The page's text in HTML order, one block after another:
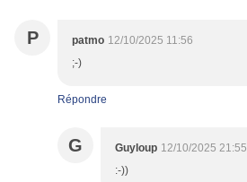
P patmo 12/10/2025 11:56
;-)
Répondre
G Guyloup 12/10/2025 21:55
:-))